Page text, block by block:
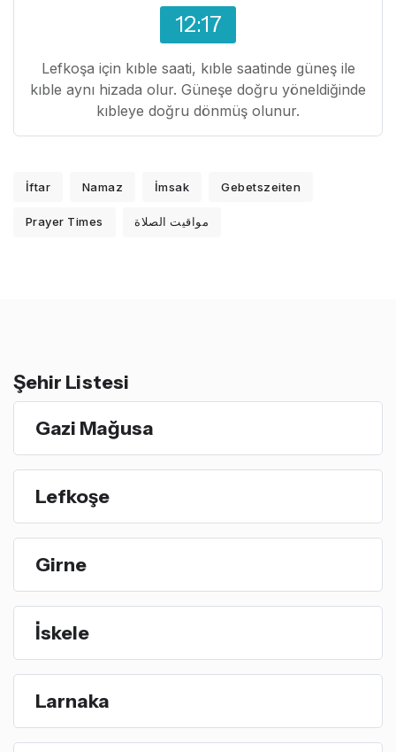
12:17
Lefkoşa için kıble saati, kıble saatinde güneş ile
kıble aynı hizada olur. Güneşe doğru yöneldiğinde
kıbleye doğru dönmüş olunur.
İftar Namaz İmsak Gebetszeiten
Prayer Times مواقيت الصلاة
Şehir Listesi
Gazi Mağusa
Lefkoşe
Girne
İskele
Larnaka